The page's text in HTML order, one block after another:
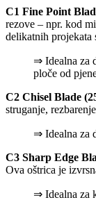
C1 Fine Point
rezove – npr. kod
delikatnih projekata
⇒ Idealna za
ploče od
C2 Chisel Blade
struganje,
⇒ Idealna za
C3 Sharp Edge
Ova oštrica je
⇒ Idealna za